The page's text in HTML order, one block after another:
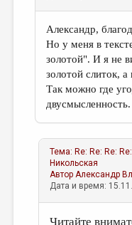
Александр,
Но у меня в
золотой". И я не
золотой слиток,
Так можно где
двусмысленность.
Тема:Re: Re: Re:
Никольская
Автор Александр
Дата и время:
Читайте